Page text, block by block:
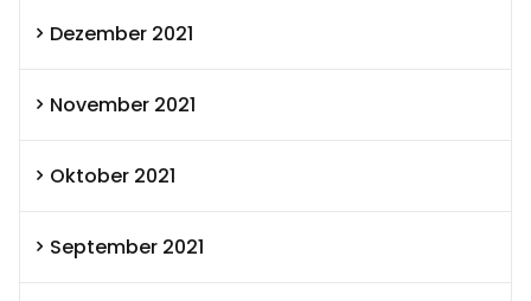
Dezember 2021
November 2021
Oktober 2021
September 2021